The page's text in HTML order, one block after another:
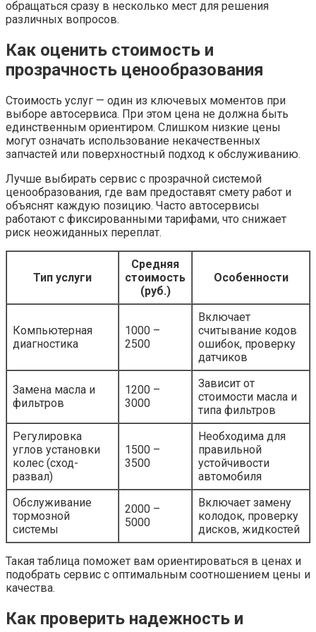
обращаться сразу в несколько мест для решения
различных вопросов.
Как оценить стоимость и
прозрачность ценообразования
Стоимость услуг — один из ключевых моментов при
выборе автосервиса. При этом цена не должна быть
единственным ориентиром. Слишком низкие цены
могут означать использование некачественных
запчастей или поверхностный подход к обслуживанию.
Лучше выбирать сервис с прозрачной системой
ценообразования, где вам предоставят смету работ и
объяснят каждую позицию. Часто автосервисы
работают с фиксированными тарифами, что снижает
риск неожиданных переплат.
Тип услуги
Средняя
стоимость
(руб.)
Особенности
Компьютерная
диагностика
1000 –
2500
Включает
считывание кодов
ошибок, проверку
датчиков
Замена масла и
фильтров
1200 –
3000
Зависит от
стоимости масла и
типа фильтров
Регулировка
углов установки
колес (сход-
развал)
1500 –
3500
Необходима для
правильной
устойчивости
автомобиля
Обслуживание
тормозной
системы
2000 –
5000
Включает замену
колодок, проверку
дисков, жидкостей
Такая таблица поможет вам ориентироваться в ценах и
подобрать сервис с оптимальным соотношением цены и
качества.
Как проверить надежность и